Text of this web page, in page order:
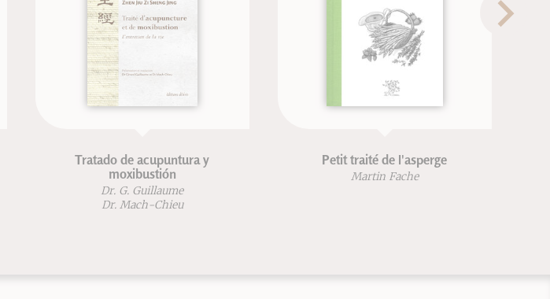
Tratado de acupuntura y
moxibustión
Dr. G. Guillaume
Dr. Mach-Chieu
Petit traité de l'asperge
Martin Fache